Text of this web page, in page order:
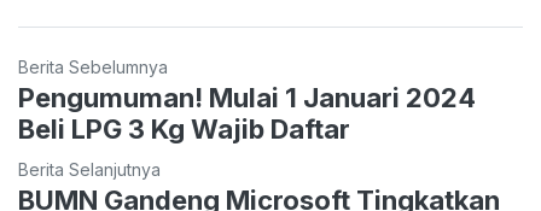
Berita Sebelumnya
Pengumuman! Mulai 1 Januari 2024
Beli LPG 3 Kg Wajib Daftar
Berita Selanjutnya
BUMN Gandeng Microsoft Tingkatkan